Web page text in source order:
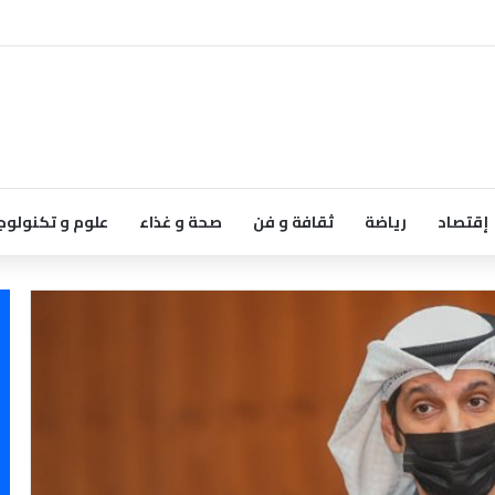
إقتصاد رياضة ثقافة و فن صحة و غذاء علوم و